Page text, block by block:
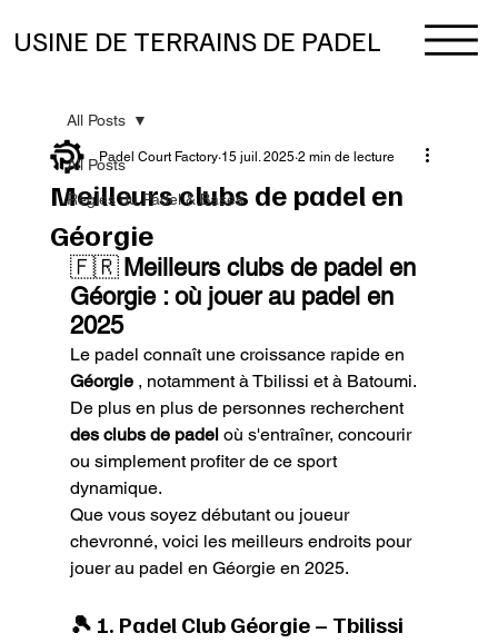
USINE DE TERRAINS DE PADEL
All Posts
Règles du Padel & Bases
All Posts
Meilleurs clubs de padel en
Géorgie
Padel Court Factory 15 juil. 2025 2 min de lecture
🇫🇷 Meilleurs clubs de padel en
Géorgie : où jouer au padel en
2025
Le padel connaît une croissance rapide en
Géorgie , notamment à Tbilissi et à Batoumi.
De plus en plus de personnes recherchent
des clubs de padel où s'entraîner, concourir
ou simplement profiter de ce sport
dynamique.
Que vous soyez débutant ou joueur
chevronné, voici les meilleurs endroits pour
jouer au padel en Géorgie en 2025.
🎾 1. Padel Club Géorgie – Tbilissi